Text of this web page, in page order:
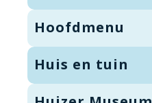
Hoofdmenu
Huis en tuin